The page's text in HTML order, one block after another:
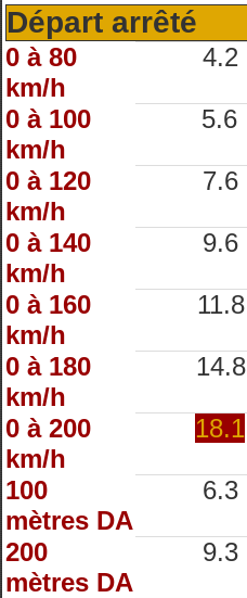
Départ arrêté
0 à 80
km/h
4.2
0 à 100
km/h
5.6
0 à 120
km/h
7.6
0 à 140
km/h
9.6
0 à 160
km/h
11.8
0 à 180
km/h
14.8
0 à 200
km/h
18.1
100
mètres DA
6.3
200
mètres DA
9.3